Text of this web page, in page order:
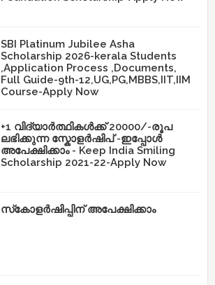
SBI Platinum Jubilee Asha
Scholarship 2026-kerala Students
,Application Process ,Documents,
Full Guide-9th-12,UG,PG,MBBS,IIT,IIM
Course-Apply Now
+1 വിദ്യാർത്ഥികൾക്ക് 20000/-രൂപ
ലഭിക്കുന്ന സ്കോളർഷിപ് -ഇപ്പോൾ
അപേക്ഷിക്കാം - Keep India Smiling
Scholarship 2021-22-Apply Now
സ്‌കോളർഷിപ്പിന് അപേക്ഷിക്കാം